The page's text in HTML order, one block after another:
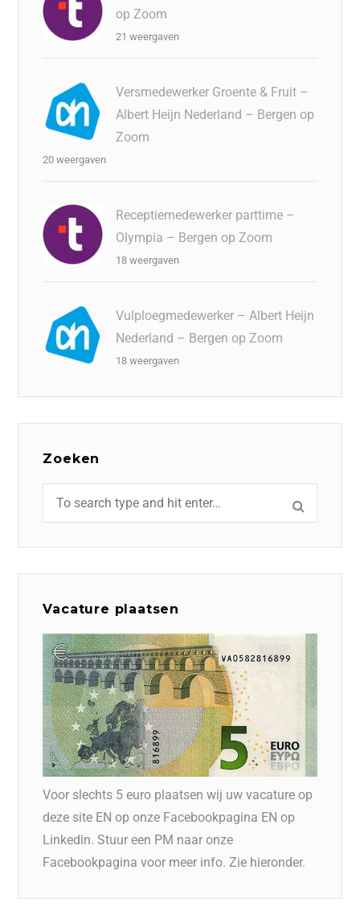
op Zoom
21 weergaven
Versmedewerker Groente & Fruit –
Albert Heijn Nederland – Bergen op
Zoom
20 weergaven
Receptiemedewerker parttime –
Olympia – Bergen op Zoom
18 weergaven
Vulploegmedewerker – Albert Heijn
Nederland – Bergen op Zoom
18 weergaven
Zoeken
Vacature plaatsen
Voor slechts 5 euro plaatsen wij uw vacature op
deze site EN op onze Facebookpagina EN op
Linkedin. Stuur een PM naar onze
Facebookpagina voor meer info. Zie hieronder.